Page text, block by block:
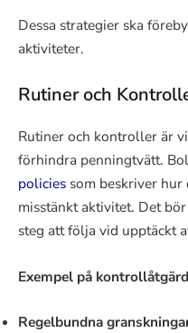
Dessa strategier ska
aktiviteter.
Rutiner och
Rutiner och kontroller är
förhindra penningtvätt.
policies som beskriver
misstänkt aktivitet. Det
steg att följa vid upptäckt
Exempel på
Regelbundna